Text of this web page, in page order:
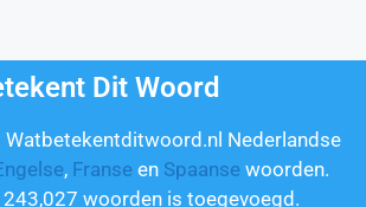
Dit Woord
Nederlandse
, Franse en Spaanse woorden.
243,027 woorden is toegevoegd.